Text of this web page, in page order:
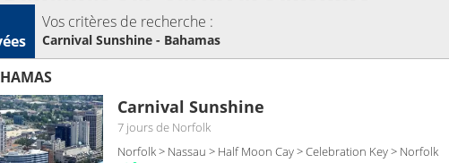
Vos critères de recherche :
Carnival Sunshine - Bahamas
Carnival Sunshine
7 joursde Norfolk
Norfolk > Nassau > Half Moon Cay > Celebration Key > Norfolk